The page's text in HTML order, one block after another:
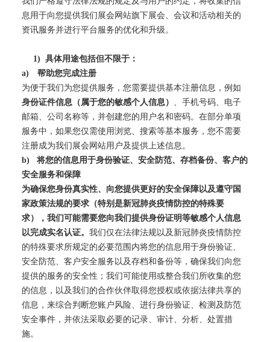
息用于向您提供我们展会网站旗下展会、会议和活动相关的
资讯服务并进行平台服务的优化和升级。
1) 具体用途包括但不限于：
a)
帮助您完成注册
为便于我们为您提供服务，您需要提供基本注册信息，例如
身份证件信息（属于您的敏感个人信息）
、手机号码、电子
邮箱、公司名称等，并创建您的用户名和密码。在部分单项
服务中，如果您仅需使用浏览、搜索等基本服务，您不需要
注册成为我们展会网站用户及提供上述信息。
b)
将您的信息用于身份验证、安全防范、存档备份、客户的
安全服务和保障
为确保您身份真实性、向您提供更好的安全保障以及遵守国
家政策法规的要求（特别是新冠肺炎疫情防控的特殊要
求），我们可能需要您向我们提供身份证明等敏感个人信息
以完成实名认证。 我们仅在法律法规以及新冠肺炎疫情防控
的特殊要求所规定的必要范围内将您的信息用于身份验证、
安全防范、客户安全服务以及存档和备份等，确保我们向您
提供的服务的安全性；我们可能使用或整合我们所收集的您
的信息，以及我们的合作伙伴取得您授权或依据法律共享的
信息，来综合判断您账户风险、进行身份验证、检测及防范
安全事件，并依法采取必要的记录、审计、分析、处置措
施。